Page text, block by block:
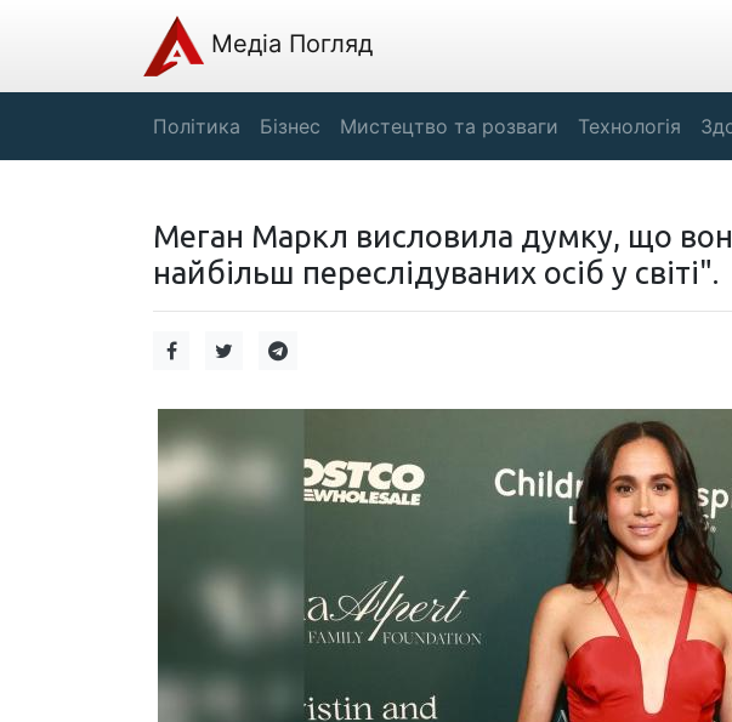
Медіа Погляд
Політика Бізнес Мистецтво та розваги Технологія
Меган Маркл висловила думку, що
найбільш переслідуваних осіб у світі".